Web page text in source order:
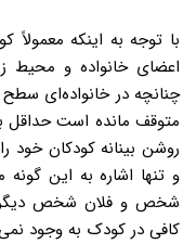
با توجه به اینکه معمولاً
اعضای خانواده و محیط
چنانچه در خانواده‌ای
متوقف مانده است حداقل
روشن بینانه کودکان خود
و تنها اشاره به این
شخص و فلان شخص دیگر
کافی در کودک به وجود